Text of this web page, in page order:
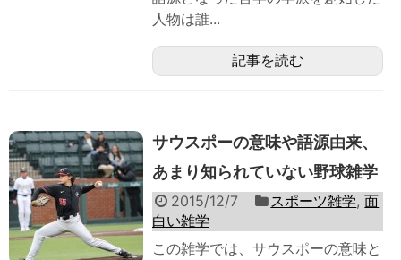
人物は誰...
記事を読む
サウスポーの意味や語源由来、
あまり知られていない野球雑学
2015/12/7 スポーツ雑学,面
白い雑学
この雑学では、サウスポーの意味と